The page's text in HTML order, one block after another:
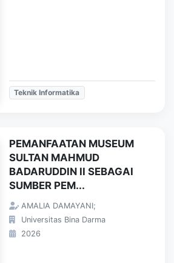
Teknik Informatika
PEMANFAATAN MUSEUM
SULTAN MAHMUD
BADARUDDIN II SEBAGAI
SUMBER PEM...
AMALIA DAMAYANI;
Universitas Bina Darma
2026